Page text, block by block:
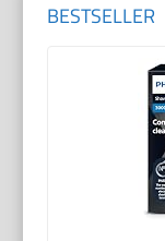
BESTSELLER